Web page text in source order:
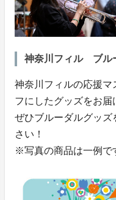
神奈川フィル ブル
神奈川フィルの応援マ
フにしたグッズをお届
ぜひブルーダルグッ
さい！
※写真の商品は一例で